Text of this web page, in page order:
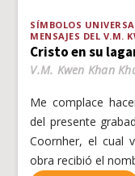
SÍMBOLOS
MENSAJES DEL V.M.
Cristo en su
V.M. Kwen Khan
Me complace
del presente
Coornher, el cual
obra recibió el